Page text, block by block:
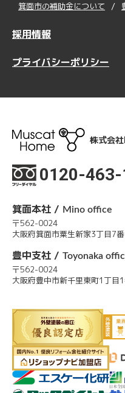
箕面市の補助金について
採用情報
プライバシーポリシー
株式会
0120-
箕面本社 / Mino office
〒562-0024
大阪府箕面市粟生新家3丁目7
豊中支社 / Toyonaka
〒562-0024
大阪府豊中市新千里東町1丁目